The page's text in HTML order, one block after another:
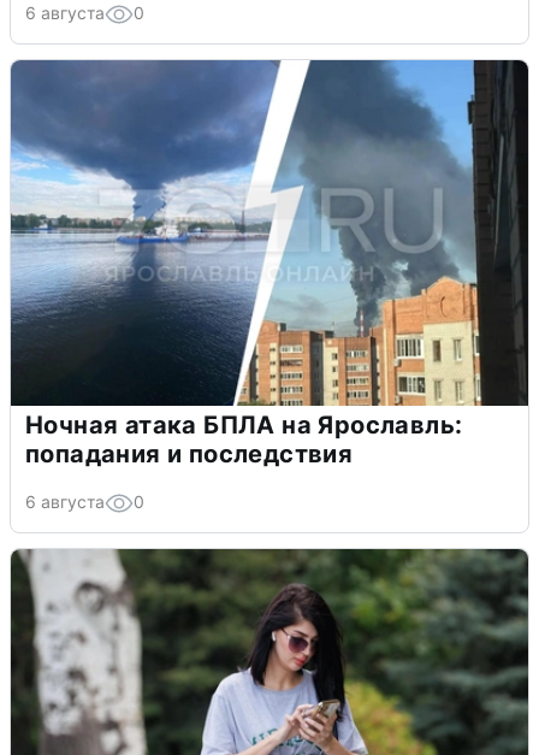
6 августа 0
Ночная атака БПЛА на Ярославль:
попадания и последствия
6 августа 0